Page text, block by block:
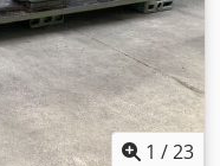
1 /23